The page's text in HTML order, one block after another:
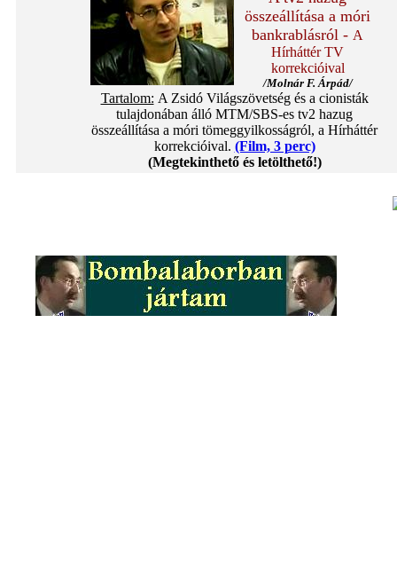
összeállítása a móri
bankrablásról - A
Hírháttér TV
korrekcióival
/Molnár F. Árpád/
Tartalom: A Zsidó Világszövetség és a cionisták
tulajdonában álló MTM/SBS-es tv2 hazug
összeállítása a móri tömeggyilkosságról, a Hírháttér
korrekcióival. (Film, 3 perc)
(Megtekinthető és letölthető!)